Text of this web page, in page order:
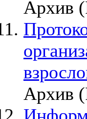
Архив
Архив